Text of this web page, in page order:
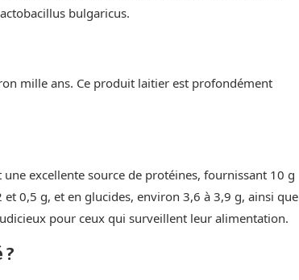
bulgaricus.
mille ans. Ce produit laitier est profondément
excellente source de protéines, fournissant 10 g
0,5 g, et en glucides, environ 3,6 à 3,9 g, ainsi que
pour ceux qui surveillent leur alimentation.